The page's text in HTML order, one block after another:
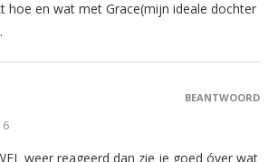
hoe en wat met Grace(mijn ideale dochter
weer reageerd dan zie je goed óver wat
BEANTWOORD